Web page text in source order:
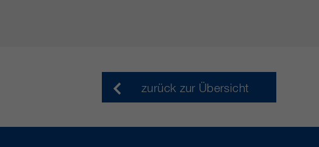
zurück zur Übersicht